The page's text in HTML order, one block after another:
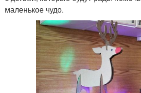
маленькое чудо.